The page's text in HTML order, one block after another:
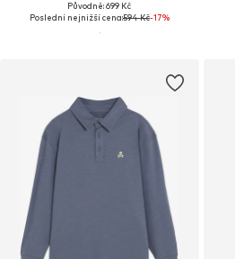
Původně: 699 Kč
Poslední nejnižší cena:594 Kč-17%